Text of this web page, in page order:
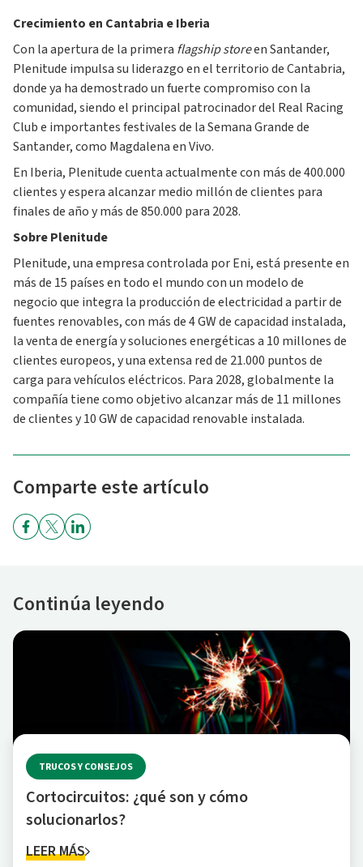
Crecimiento en Cantabria e Iberia
Con la apertura de la primera flagship storeen Santander,
Plenitude impulsa su liderazgo en el territorio de Cantabria,
donde ya ha demostrado un fuerte compromiso con la
comunidad, siendo el principal patrocinador del Real Racing
Club e importantes festivales de la Semana Grande de
Santander, como Magdalena en Vivo.
En Iberia, Plenitude cuenta actualmente con más de 400.000
clientes y espera alcanzar medio millón de clientes para
finales de año y más de 850.000 para 2028.
Sobre Plenitude
Plenitude, una empresa controlada por Eni, está presente en
más de 15 países en todo el mundo con un modelo de
negocio que integra la producción de electricidad a partir de
fuentes renovables, con más de 4 GW de capacidad instalada,
la venta de energía y soluciones energéticas a 10 millones de
clientes europeos, y una extensa red de 21.000 puntos de
carga para vehículos eléctricos. Para 2028, globalmente la
compañía tiene como objetivo alcanzar más de 11 millones
de clientes y 10 GW de capacidad renovable instalada.
Comparte este artículo
Continúa leyendo
TRUCOS Y CONSEJOS
Cortocircuitos: ¿qué son y cómo
solucionarlos?
LEER MÁS